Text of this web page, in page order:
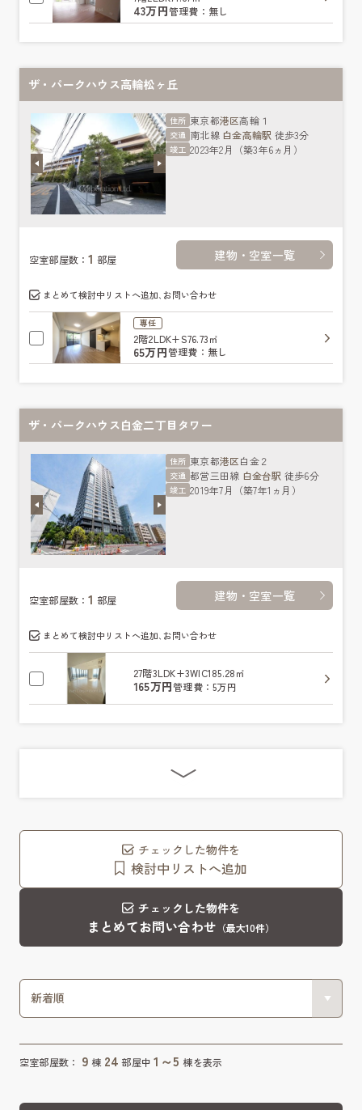
43万円管理費：無し
ザ・パークハウス高輪松ヶ丘
住所 東京都港区高輪１
交通 南北線 白金高輪駅 徒歩3分
竣工 2023年2月（築3年6ヵ月）
空室部屋数：1 部屋 建物・空室一覧
まとめて検討中リストへ追加､お問い合わせ
専任
2階2LDK+S76.73㎡
65万円管理費：無し
ザ・パークハウス白金二丁目タワー
住所 東京都港区白金２
交通 都営三田線 白金台駅 徒歩6分
竣工 2019年7月（築7年1ヵ月）
空室部屋数：1 部屋 建物・空室一覧
まとめて検討中リストへ追加､お問い合わせ
27階3LDK+3WIC185.28㎡
165万円管理費：5万円
チェックした物件を
検討中リストへ追加
チェックした物件を
まとめてお問い合わせ （最大10件）
空室部屋数： 9 棟 24 部屋中1～5棟を表示